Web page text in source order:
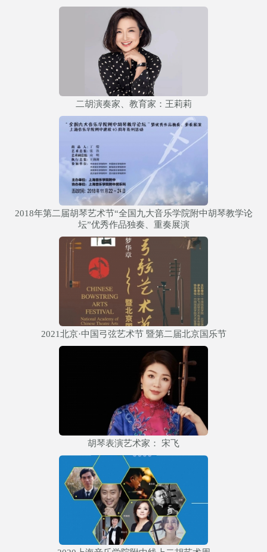
二胡演奏家、教育家：王莉莉
2018年第二届胡琴艺术节“全国九大音乐学院附中胡琴教学论
坛”优秀作品独奏、重奏展演
2021北京·中国弓弦艺术节 暨第二届北京国乐节
胡琴表演艺术家： 宋飞